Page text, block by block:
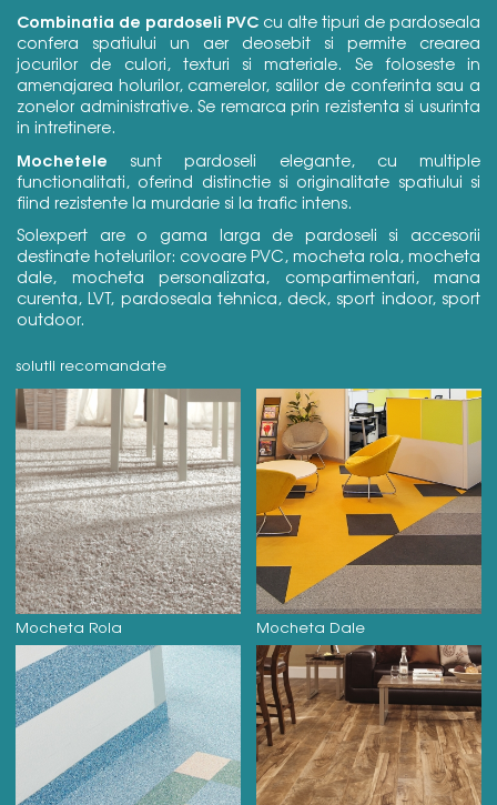
Combinatia de pardoseli PVC cu alte tipuri de pardoseala
confera spatiului un aer deosebit si permite crearea
jocurilor de culori, texturi si materiale. Se foloseste in
amenajarea holurilor, camerelor, salilor de conferinta sau a
zonelor administrative. Se remarca prin rezistenta si usurinta
in intretinere.
Mochetele sunt pardoseli elegante, cu multiple
functionalitati, oferind distinctie si originalitate spatiului si
fiind rezistente la murdarie si la trafic intens.
Solexpert are o gama larga de pardoseli si accesorii
destinate hotelurilor: covoare PVC, mocheta rola, mocheta
dale, mocheta personalizata, compartimentari, mana
curenta, LVT, pardoseala tehnica, deck, sport indoor, sport
outdoor.
solutii recomandate
Mocheta Rola Mocheta Dale